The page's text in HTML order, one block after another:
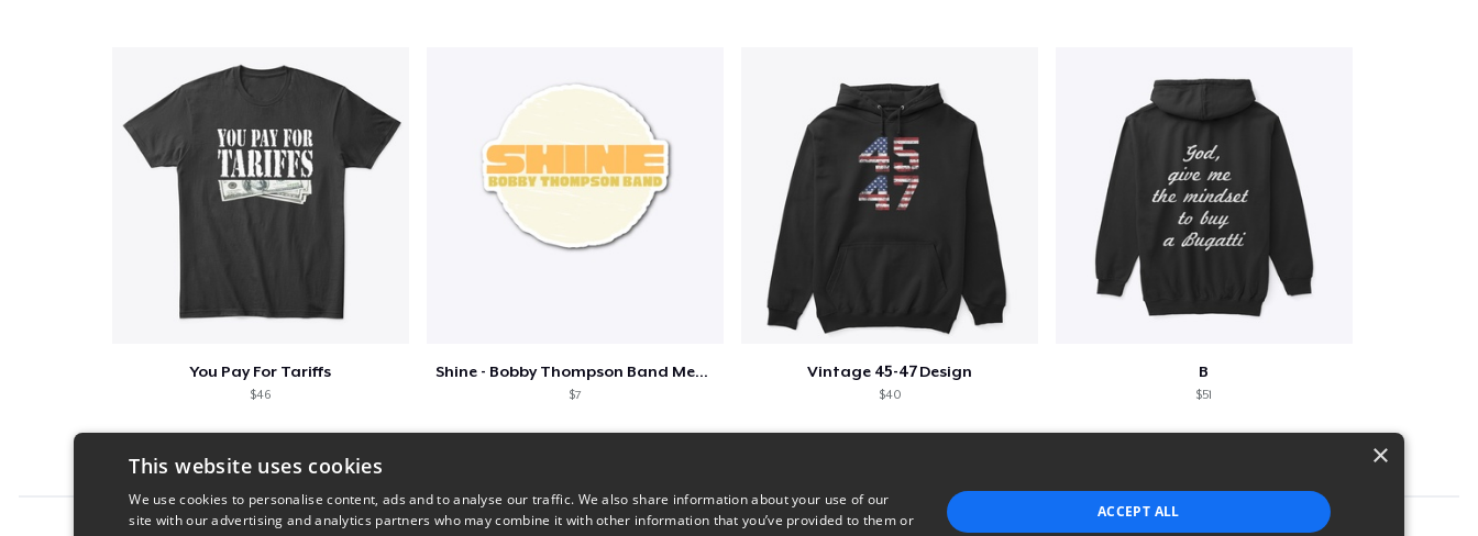
You Pay For Tariffs
$46
Shine - Bobby Thompson Band Merch
$7
Vintage 45-47 Design
$40
B
$51
Report this product
×
This website uses cookies
We use cookies to personalise content, ads and to analyse our traffic. We also share information about your use of our
site with our advertising and analytics partners who may combine it with other information that you’ve provided to them or
ACCEPT ALL